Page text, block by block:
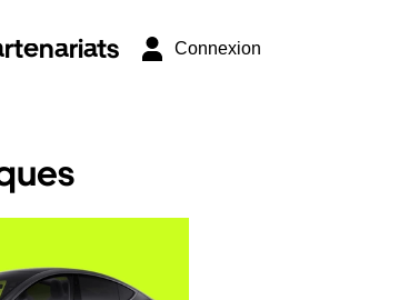
Connexion